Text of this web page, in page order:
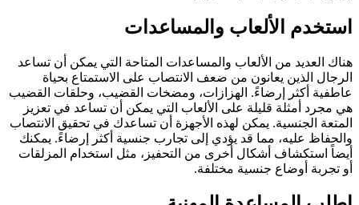
استخدم الألعاب والمساعدات
هناك العديد من الألعاب والمساعدات المتاحة التي يمكن أن تساعد
الرجال الذين يعانون من ضعف الانتصاب على الاستمتاع بحياة
عاطفية أكثر إرضاءً. الهزازات، ومضخات القضيب، وحلقات القضيب
هي مجرد أمثلة قليلة على الألعاب التي يمكن أن تساعد في تعزيز
المتعة الجنسية. يمكن لهذه الأجهزة أن تساعدك في تحقيق الانتصاب
والحفاظ عليه، مما قد يؤدي إلى تجارب جنسية أكثر إرضاءً. يمكنك
أيضاً استكشاف أشكال أخرى من التحفيز، مثل استخدام المزلقات
أو تجربة أوضاع جنسية مختلفة.